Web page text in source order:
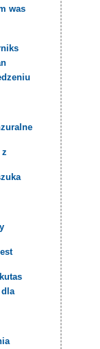
was
z
dla